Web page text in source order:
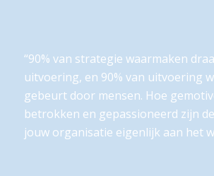
“90% van strategie waarmaken
uitvoering, en 90% van uitvoering
gebeurt door mensen. Hoe
betrokken en gepassioneerd zijn
jouw organisatie eigenlijk aan het